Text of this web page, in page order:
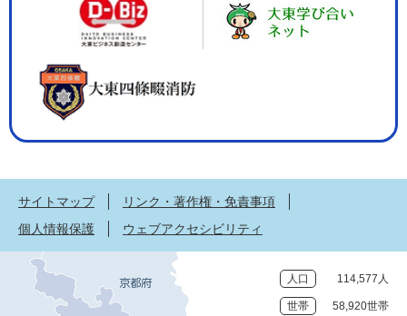
サイトマップ
リンク・著作権・免責事項
個人情報保護
ウェブアクセシビリティ
人口 114,577人
世帯 58,920世帯